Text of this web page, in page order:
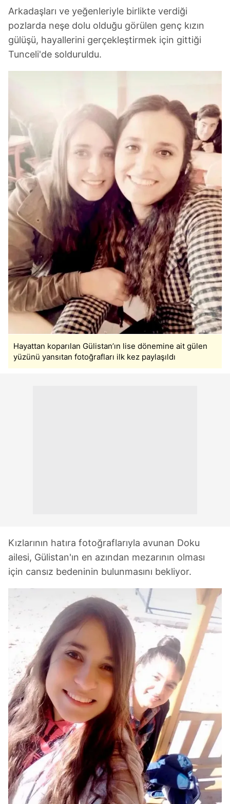
Arkadaşları ve yeğenleriyle birlikte verdiği
pozlarda neşe dolu olduğu görülen genç kızın
gülüşü, hayallerini gerçekleştirmek için gittiği
Tunceli'de solduruldu.
Hayattan koparılan Gülistan’ın lise dönemine ait gülen
yüzünü yansıtan fotoğrafları ilk kez paylaşıldı
Kızlarının hatıra fotoğraflarıyla avunan Doku
ailesi, Gülistan'ın en azından mezarının olması
için cansız bedeninin bulunmasını bekliyor.